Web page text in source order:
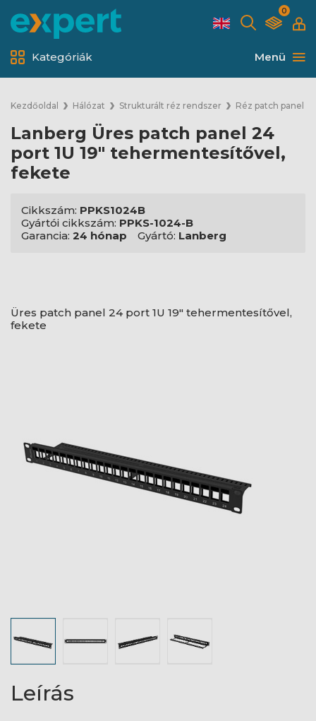
0
Menü
Kategóriák
Kezdőoldal Hálózat Strukturált réz rendszer Réz patch panel
Lanberg Üres patch panel 24
port 1U 19" tehermentesítővel,
fekete
Cikkszám: PPKS1024B
Gyártói cikkszám: PPKS-1024-B
Garancia: 24 hónap Gyártó: Lanberg
Üres patch panel 24 port 1U 19" tehermentesítővel,
fekete
Leírás